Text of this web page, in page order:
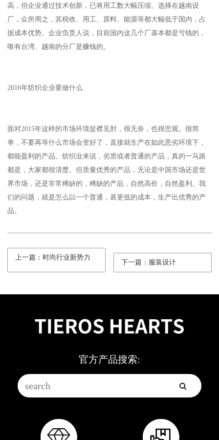
高，但企业通过技术创新，已将用工数大幅压缩。选择在越南设
厂，众所周之，其税收、用工、原料、能源等都大幅低于国内，占
据成本优势。企业负责人说，目前国内这几个厂基本都是亏钱的，
唯有台湾、越南的分厂是赚钱的。
2016年纺织企业要做什么
面对2015年这样的市场环境捉襟见肘，很无奈，也很悲观。很简
单，不要再等什么市场会变好了，直接就生产在如此恶劣环境下，
都能盈利的产品。纺织业来说，劣质或者普通的产品，真的一马路
都是，大家都很清楚。但质量优秀的产品，无论是中国市场还是世
界市场，还是非常稀缺的，稀缺的产品，自然高价，自然盈利。我
们的问题，就是怎么以一个普通，甚更低的成本，生产出优秀的产
品。
上一篇：时尚行业新势力
下一篇：服装设计
官方产品搜索: